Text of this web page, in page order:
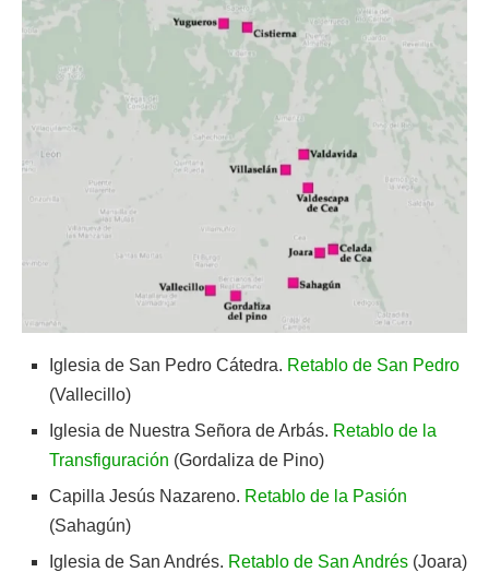
Iglesia de San Pedro Cátedra. Retablo de San Pedro
(Vallecillo)
Iglesia de Nuestra Señora de Arbás. Retablo de la
Transfiguración (Gordaliza de Pino)
Capilla Jesús Nazareno. Retablo de la Pasión
(Sahagún)
Iglesia de San Andrés. Retablo de San Andrés (Joara)